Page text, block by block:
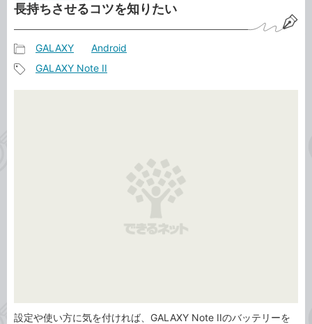
長持ちさせるコツを知りたい
事
カ
GALAXY Android
GALAXY Note II
設定や使い方に気を付ければ、GALAXY Note IIのバッテリーを